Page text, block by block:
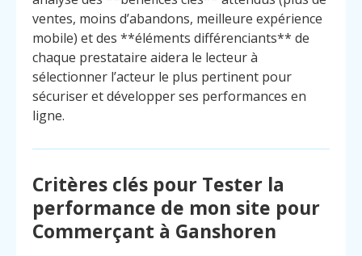
ventes, moins d’abandons, meilleure expérience
mobile) et des **éléments différenciants** de
chaque prestataire aidera le lecteur à
sélectionner l’acteur le plus pertinent pour
sécuriser et développer ses performances en
ligne.
Critères clés pour Tester la
performance de mon site pour
Commerçant à Ganshoren